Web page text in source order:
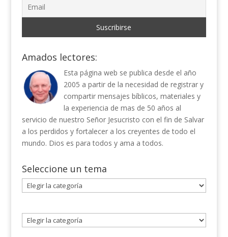
Amados lectores:
Esta página web se publica desde el año
2005 a partir de la necesidad de registrar y
compartir mensajes bíblicos, materiales y
la experiencia de mas de 50 años al
servicio de nuestro Señor Jesucristo con el fin de Salvar
a los perdidos y fortalecer a los creyentes de todo el
mundo. Dios es para todos y ama a todos.
Seleccione un tema
Seleccione
un